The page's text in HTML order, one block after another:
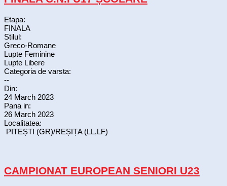
Etapa:
FINALA
Stilul:
Greco-Romane
Lupte Feminine
Lupte Libere
Categoria de varsta:
--
Din:
24 March 2023
Pana in:
26 March 2023
Localitatea:
PITEȘTI (GR)/REȘIȚA (LL,LF)
CAMPIONAT EUROPEAN SENIORI U23